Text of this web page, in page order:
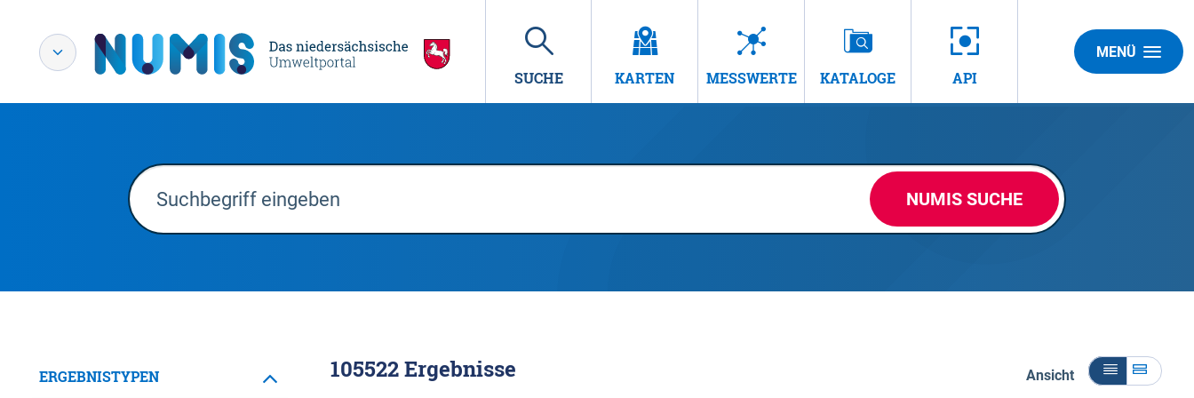
SUCHE KARTEN MESSWERTE KATALOGE API
MENÜ
NUMIS SUCHE
ERGEBNISTYPEN 105522Ergebnisse Ansicht